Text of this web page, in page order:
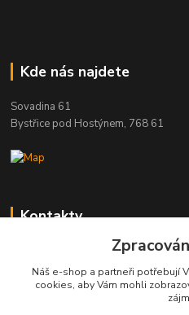
Kde nás najdete
Sovadina 61
Bystřice pod Hostýnem, 768 61
Kontakty
DŘEVOPRODUKT BEDNAŘÍK s.r.o.
+420 739 454 600
(Po-Pá, 7-15 hod.)
Náš e-shop a partneři potřebují
cookies, aby Vám mohli